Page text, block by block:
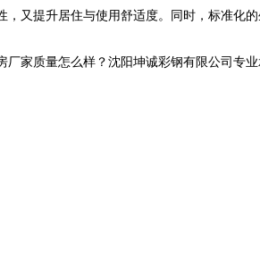
又提升居住与使用舒适度。同时，标准
家质量怎么样？沈阳坤诚彩钢有限公司专